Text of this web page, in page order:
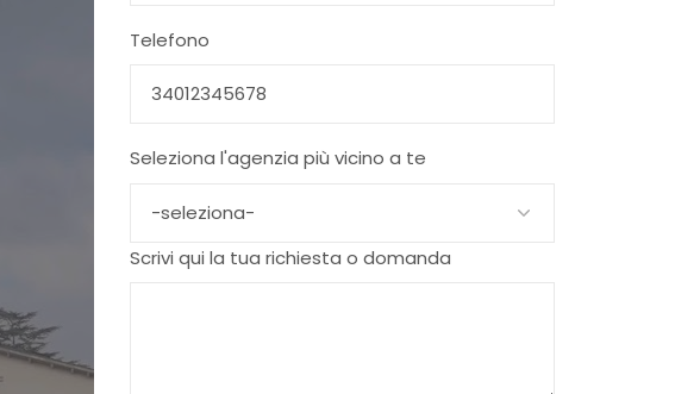
Telefono
Seleziona l'agenzia più vicino a te
Scrivi qui la tua richiesta o domanda